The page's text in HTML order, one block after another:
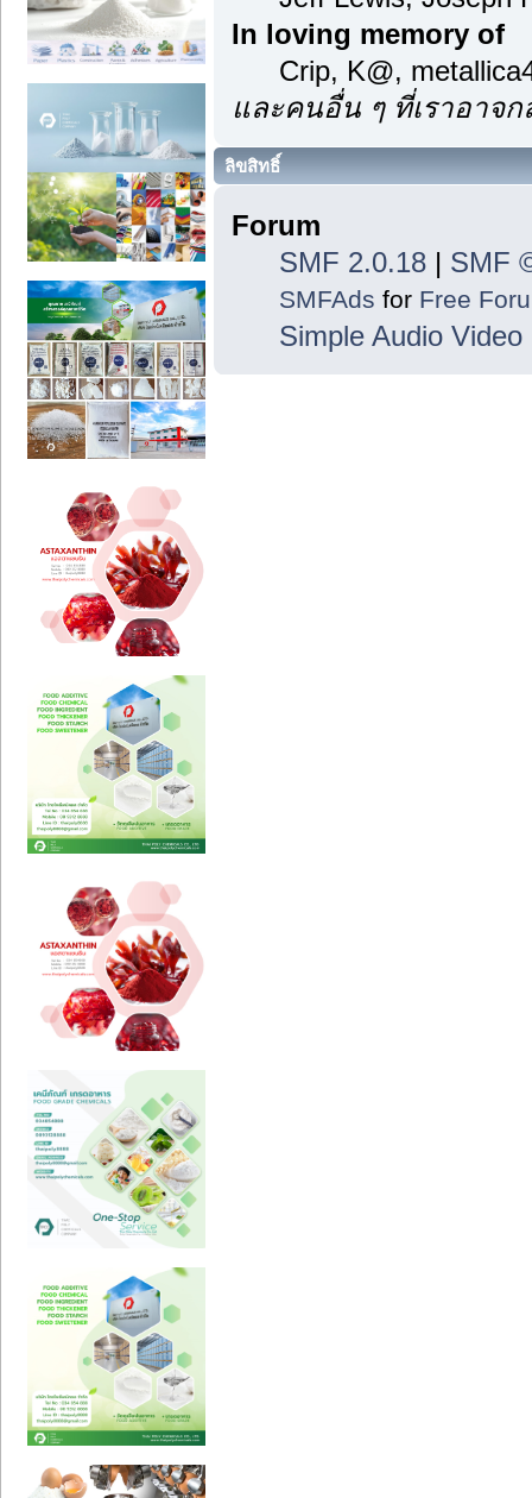
In loving memory of
Crip, K@,
และคนอื่น ๆ ที่เราอาจ
ลิขสิทธิ์
Forum
SMF 2.0.18| SMF
SMFAds for Free
Simple Audio